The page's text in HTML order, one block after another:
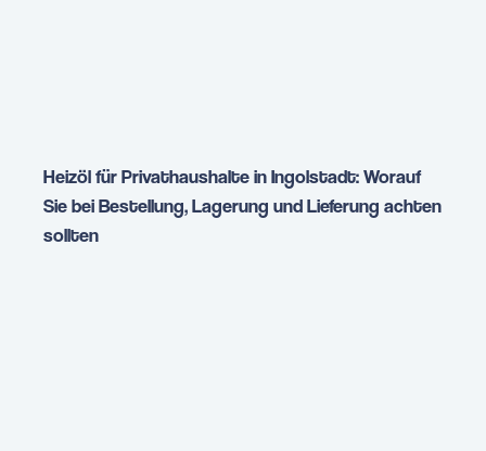
Heizöl für Privathaushalte in Ingolstadt: Worauf
Sie bei Bestellung, Lagerung und Lieferung achten
sollten